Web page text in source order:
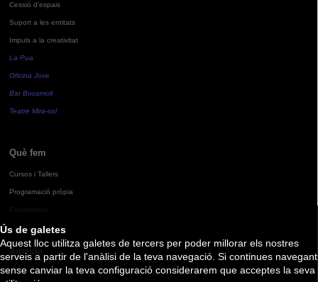
Ús de galetes
Aquest lloc utilitza galetes de tercers per poder millorar els nostres
serveis a partir de l'anàlisi de la teva navegació. Si continues navegant
sense canviar la teva configuració considerarem que acceptes la seva
Cessió d'espais
Suport a les entitats
Impuls a la creativitat
La Pua
Oficina Jove
Bar Bocamoll
Teatre Mira-sol
Què fem
Cursos i Tallers
Programació pròpia
Agenda